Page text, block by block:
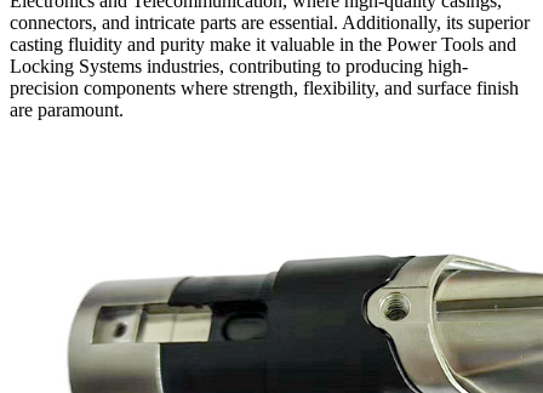
connectors, and intricate parts are essential. Additionally, its superior
casting fluidity and purity make it valuable in the Power Tools and
Locking Systems industries, contributing to producing high-
precision components where strength, flexibility, and surface finish
are paramount.